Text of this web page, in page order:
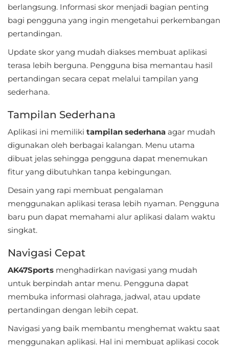
Food
&
Drink
Health
&
House
&
Home
Demo
LifeStyle
Maps
&
Navigation
Medical
Music
berlangsung. Informasi skor menjadi bagian penting
bagi pengguna yang ingin mengetahui perkembangan
pertandingan.
Update skor yang mudah diakses membuat aplikasi
terasa lebih berguna. Pengguna bisa memantau hasil
pertandingan secara cepat melalui tampilan yang
sederhana.
Tampilan Sederhana
Aplikasi ini memiliki tampilan sederhana agar mudah
digunakan oleh berbagai kalangan. Menu utama
dibuat jelas sehingga pengguna dapat menemukan
fitur yang dibutuhkan tanpa kebingungan.
Desain yang rapi membuat pengalaman
menggunakan aplikasi terasa lebih nyaman. Pengguna
baru pun dapat memahami alur aplikasi dalam waktu
singkat.
Navigasi Cepat
AK47Sports menghadirkan navigasi yang mudah
untuk berpindah antar menu. Pengguna dapat
membuka informasi olahraga, jadwal, atau update
pertandingan dengan lebih cepat.
Navigasi yang baik membantu menghemat waktu saat
menggunakan aplikasi. Hal ini membuat aplikasi cocok